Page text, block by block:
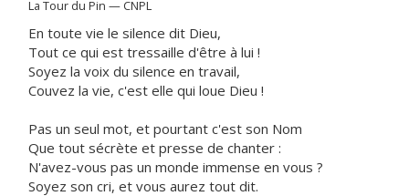
La Tour du Pin — CNPL
En toute vie le silence dit Dieu,
Tout ce qui est tressaille d'être à lui !
Soyez la voix du silence en travail,
Couvez la vie, c'est elle qui loue Dieu !
Pas un seul mot, et pourtant c'est son Nom
Que tout sécrète et presse de chanter :
N'avez-vous pas un monde immense en vous ?
Soyez son cri, et vous aurez tout dit.